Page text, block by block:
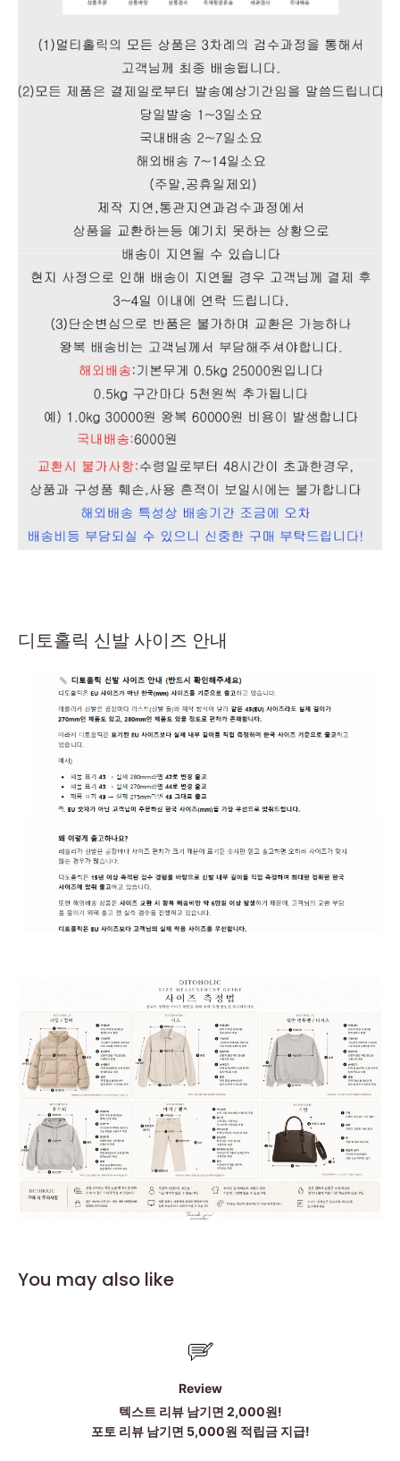
디토홀릭 신발 사이즈 안내
You may also like
Review
텍스트 리뷰 남기면 2,000원!
포토 리뷰 남기면 5,000원 적립금 지급!